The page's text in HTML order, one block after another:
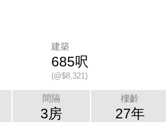
建築
685呎
(@$8,321)
間隔
3房
樓齡
27年